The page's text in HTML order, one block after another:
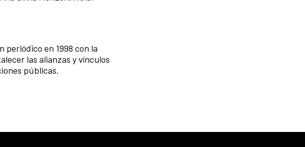
periódico en 1998 con la
las alianzas y vínculos
públicas.